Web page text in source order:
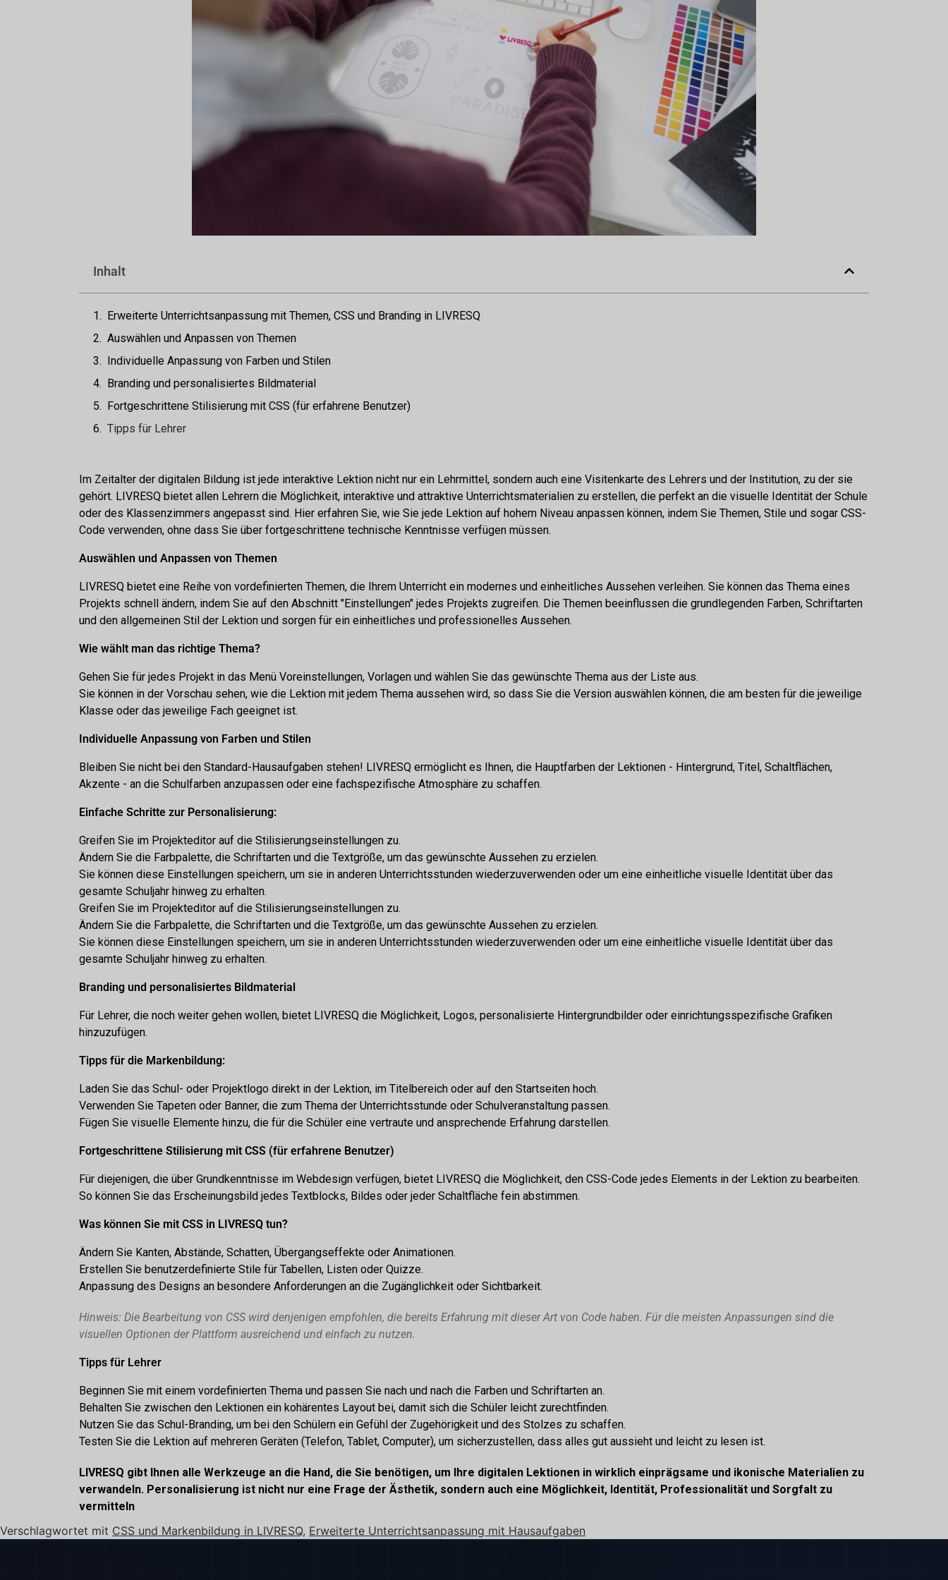
Inhalt
Erweiterte Unterrichtsanpassung mit Themen, CSS und Branding in LIVRESQ
Auswählen und Anpassen von Themen
Individuelle Anpassung von Farben und Stilen
Branding und personalisiertes Bildmaterial
Fortgeschrittene Stilisierung mit CSS (für erfahrene Benutzer)
Tipps für Lehrer
Im Zeitalter der digitalen Bildung ist jede interaktive Lektion nicht nur ein Lehrmittel, sondern auch eine Visitenkarte des Lehrers und der Institution, zu der sie
gehört. LIVRESQ bietet allen Lehrern die Möglichkeit, interaktive und attraktive Unterrichtsmaterialien zu erstellen, die perfekt an die visuelle Identität der Schule
oder des Klassenzimmers angepasst sind. Hier erfahren Sie, wie Sie jede Lektion auf hohem Niveau anpassen können, indem Sie Themen, Stile und sogar CSS-
Code verwenden, ohne dass Sie über fortgeschrittene technische Kenntnisse verfügen müssen.
Auswählen und Anpassen von Themen
LIVRESQ bietet eine Reihe von vordefinierten Themen, die Ihrem Unterricht ein modernes und einheitliches Aussehen verleihen. Sie können das Thema eines
Projekts schnell ändern, indem Sie auf den Abschnitt "Einstellungen" jedes Projekts zugreifen. Die Themen beeinflussen die grundlegenden Farben, Schriftarten
und den allgemeinen Stil der Lektion und sorgen für ein einheitliches und professionelles Aussehen.
Wie wählt man das richtige Thema?
Gehen Sie für jedes Projekt in das Menü Voreinstellungen, Vorlagen und wählen Sie das gewünschte Thema aus der Liste aus.
Sie können in der Vorschau sehen, wie die Lektion mit jedem Thema aussehen wird, so dass Sie die Version auswählen können, die am besten für die jeweilige
Klasse oder das jeweilige Fach geeignet ist.
Individuelle Anpassung von Farben und Stilen
Bleiben Sie nicht bei den Standard-Hausaufgaben stehen! LIVRESQ ermöglicht es Ihnen, die Hauptfarben der Lektionen - Hintergrund, Titel, Schaltflächen,
Akzente - an die Schulfarben anzupassen oder eine fachspezifische Atmosphäre zu schaffen.
Einfache Schritte zur Personalisierung:
Greifen Sie im Projekteditor auf die Stilisierungseinstellungen zu.
Ändern Sie die Farbpalette, die Schriftarten und die Textgröße, um das gewünschte Aussehen zu erzielen.
Sie können diese Einstellungen speichern, um sie in anderen Unterrichtsstunden wiederzuverwenden oder um eine einheitliche visuelle Identität über das
gesamte Schuljahr hinweg zu erhalten.
Greifen Sie im Projekteditor auf die Stilisierungseinstellungen zu.
Ändern Sie die Farbpalette, die Schriftarten und die Textgröße, um das gewünschte Aussehen zu erzielen.
Sie können diese Einstellungen speichern, um sie in anderen Unterrichtsstunden wiederzuverwenden oder um eine einheitliche visuelle Identität über das
gesamte Schuljahr hinweg zu erhalten.
Branding und personalisiertes Bildmaterial
Für Lehrer, die noch weiter gehen wollen, bietet LIVRESQ die Möglichkeit, Logos, personalisierte Hintergrundbilder oder einrichtungsspezifische Grafiken
hinzuzufügen.
Tipps für die Markenbildung:
Laden Sie das Schul- oder Projektlogo direkt in der Lektion, im Titelbereich oder auf den Startseiten hoch.
Verwenden Sie Tapeten oder Banner, die zum Thema der Unterrichtsstunde oder Schulveranstaltung passen.
Fügen Sie visuelle Elemente hinzu, die für die Schüler eine vertraute und ansprechende Erfahrung darstellen.
Fortgeschrittene Stilisierung mit CSS (für erfahrene Benutzer)
Für diejenigen, die über Grundkenntnisse im Webdesign verfügen, bietet LIVRESQ die Möglichkeit, den CSS-Code jedes Elements in der Lektion zu bearbeiten.
So können Sie das Erscheinungsbild jedes Textblocks, Bildes oder jeder Schaltfläche fein abstimmen.
Was können Sie mit CSS in LIVRESQ tun?
Ändern Sie Kanten, Abstände, Schatten, Übergangseffekte oder Animationen.
Erstellen Sie benutzerdefinierte Stile für Tabellen, Listen oder Quizze.
Anpassung des Designs an besondere Anforderungen an die Zugänglichkeit oder Sichtbarkeit.
Hinweis: Die Bearbeitung von CSS wird denjenigen empfohlen, die bereits Erfahrung mit dieser Art von Code haben. Für die meisten Anpassungen sind die
visuellen Optionen der Plattform ausreichend und einfach zu nutzen.
Tipps für Lehrer
Beginnen Sie mit einem vordefinierten Thema und passen Sie nach und nach die Farben und Schriftarten an.
Behalten Sie zwischen den Lektionen ein kohärentes Layout bei, damit sich die Schüler leicht zurechtfinden.
Nutzen Sie das Schul-Branding, um bei den Schülern ein Gefühl der Zugehörigkeit und des Stolzes zu schaffen.
Testen Sie die Lektion auf mehreren Geräten (Telefon, Tablet, Computer), um sicherzustellen, dass alles gut aussieht und leicht zu lesen ist.
LIVRESQ gibt Ihnen alle Werkzeuge an die Hand, die Sie benötigen, um Ihre digitalen Lektionen in wirklich einprägsame und ikonische Materialien zu
verwandeln. Personalisierung ist nicht nur eine Frage der Ästhetik, sondern auch eine Möglichkeit, Identität, Professionalität und Sorgfalt zu
vermitteln
Verschlagwortet mit CSS und Markenbildung in LIVRESQ, Erweiterte Unterrichtsanpassung mit Hausaufgaben